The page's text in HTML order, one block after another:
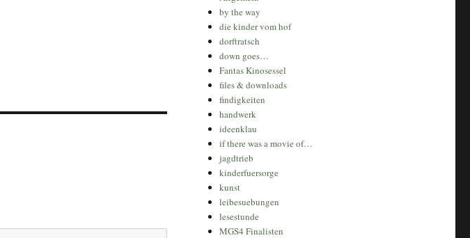
by the way
die kinder vom hof
dorftratsch
down goes…
Fantas Kinosessel
files & downloads
findigkeiten
handwerk
ideenklau
if there was a movie of…
jagdtrieb
kinderfuersorge
kunst
leibesuebungen
lesestunde
MGS4 Finalisten